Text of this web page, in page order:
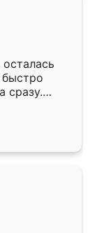
из
сразу.
к
Собрали
даже